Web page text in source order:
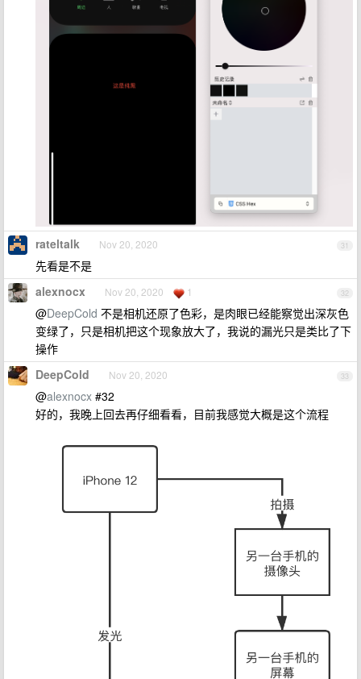
31
rateltalk Nov 20, 2020
先看是不是
32
alexnocx Nov 20, 2020 1
@DeepCold 不是相机还原了色彩，是肉眼已经能察觉出深灰色
变绿了，只是相机把这个现象放大了，我说的漏光只是类比了下
操作
33
DeepCold Nov 20, 2020
@alexnocx #32
好的，我晚上回去再仔细看看，目前我感觉大概是这个流程